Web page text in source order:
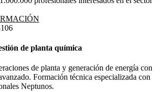
106
de planta química
de planta y generación de energía con
Formación técnica especializada con
Neptunos.